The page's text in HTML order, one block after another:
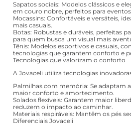
Sapatos sociais: Modelos clássicos e
em couro nobre, perfeitos para
Mocassins: Confortáveis e versáteis,
mais casuais.
Botas: Robustas e duráveis, perfeitas
para quem busca um visual mais
Tênis: Modelos esportivos e casuais,
tecnologias que garantem conforto e
Tecnologias que valorizam o conforto
A Jovaceli utiliza tecnologias
Palmilhas com memória: Se adaptam
maior conforto e amortecimento.
Solados flexíveis: Garantem maior
reduzem o impacto ao caminhar.
Materiais respiráveis: Mantêm os pés
Diferenciais Jovaceli